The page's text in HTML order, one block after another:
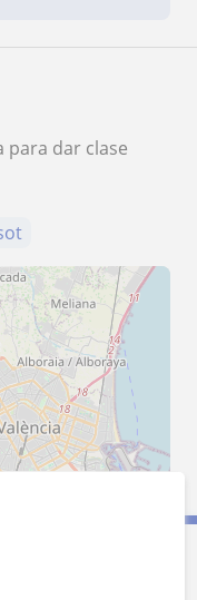
para dar clase